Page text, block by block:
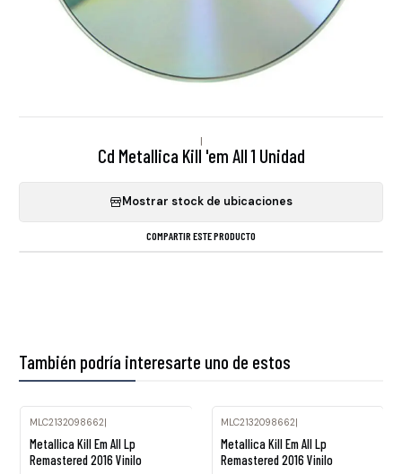
|
Cd Metallica Kill 'em All 1 Unidad
Mostrar stock de ubicaciones
COMPARTIR ESTE PRODUCTO
También podría interesarte uno de estos
MLC2132098662|
Metallica Kill Em All Lp
Remastered 2016 Vinilo
MLC2132098662|
Metallica Kill Em All Lp
Remastered 2016 Vinilo